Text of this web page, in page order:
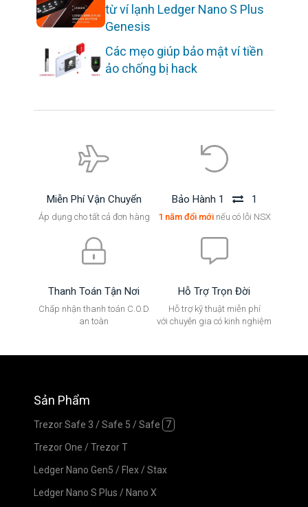
từ ví lạnh Ledger Nano S Plus
Genesis
Các mẹo giúp bảo mật ví tiền
ảo chống bị hack
Miễn Phí Vận Chuyển
Áp dụng cho tất cả đơn hàng
Bảo Hành 1 1
1 năm đổi mớinếu có lỗi NSX
Thanh Toán Tận Nơi
Chấp nhận thanh toán C.O.D
an toàn
Hỗ Trợ Trọn Đời
Hỗ trợ kỹ thuật miễn phí
với chuyên gia có kinh nghiệm
Sản Phẩm
Trezor Safe 3 /Safe 5 /Safe 7
Trezor One /Trezor T
Ledger Nano Gen5 / Flex /Stax
Ledger Nano S Plus / Nano X